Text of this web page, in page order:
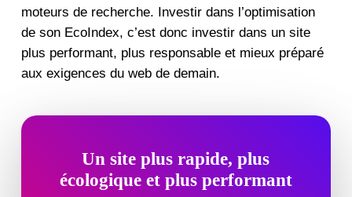
moteurs de recherche. Investir dans l’optimisation
de son EcoIndex, c’est donc investir dans un site
plus performant, plus responsable et mieux préparé
aux exigences du web de demain.
Un site plus rapide, plus
écologique et plus performant